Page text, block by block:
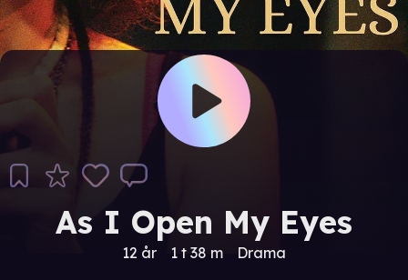
As I Open My Eyes
12 år 1 t 38 m Drama